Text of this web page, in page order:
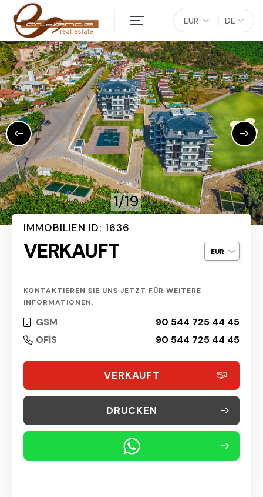
DE
EUR
1/19
IMMOBILIEN ID: 1636
VERKAUFT
KONTAKTIEREN SIE UNS JETZT FÜR WEITERE
INFORMATIONEN.
GSM
90 544 725 44 45
OFİS
90 544 725 44 45
VERKAUFT
DRUCKEN